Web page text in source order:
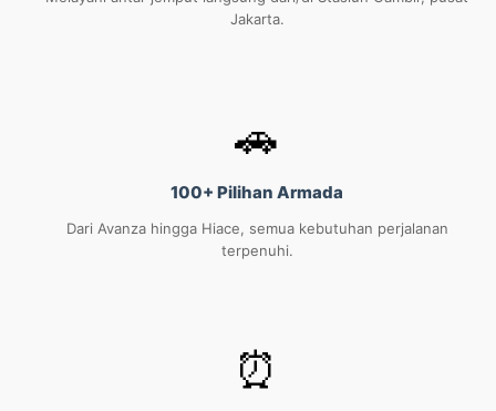
Jakarta.
🚗
100+ Pilihan Armada
Dari Avanza hingga Hiace, semua kebutuhan perjalanan
terpenuhi.
⏰